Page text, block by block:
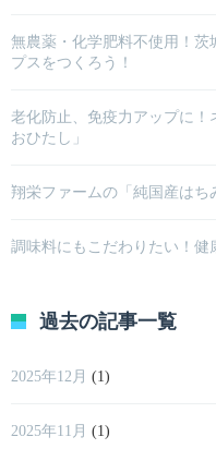
無農薬・化学肥料不使用！茨
プスをつくろう！
老化防止、免疫力アップに
おひたし」
翔栄ファームの「純国産はち
調味料にもこだわりたい！健
過去の記事一覧
2025年12月 (1)
2025年11月 (1)